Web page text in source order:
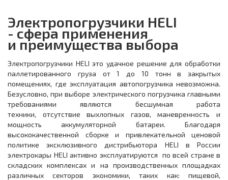
Электропогрузчики HELI
- сфера применения
и преимущества выбора
Электропогрузчики HELI это удачное решение для обработки
паллетированного груза от 1 до 10 тонн в закрытых
помещениях, где эксплуатация автопогрузчика невозможна.
Безусловно, при выборе электрического погрузчика главными
требованиями являются бесшумная работа
техники, отсутствие выхлопных газов, маневренность и
мощность аккумуляторной батареи. Благодаря
высококачественной сборке и привлекательной ценовой
политике эксклюзивного дистрибьютора HELI в России
электрокары HELI активно эксплуатируются по всей стране в
складских комплексах и на производственных площадках
различных секторов экономики, таких как: пищевой,